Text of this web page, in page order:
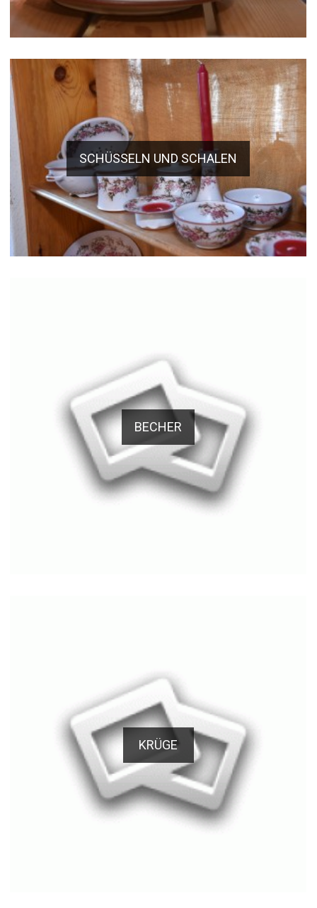
SCHÜSSELN UND SCHALEN
BECHER
KRÜGE